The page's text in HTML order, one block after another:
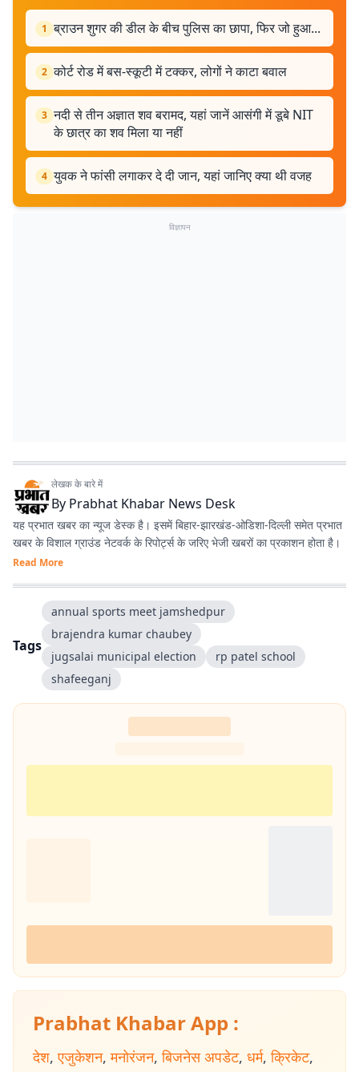
1 ब्राउन शुगर की डील के बीच पुलिस का छापा, फिर जो हुआ...
2 कोर्ट रोड में बस-स्कूटी में टक्कर, लोगों ने काटा बवाल
3 नदी से तीन अज्ञात शव बरामद, यहां जानें आसंगी में डूबे NIT
के छात्र का शव मिला या नहीं
4 युवक ने फांसी लगाकर दे दी जान, यहां जानिए क्या थी वजह
विज्ञापन
लेखक के बारे में
By Prabhat Khabar News Desk
यह प्रभात खबर का न्यूज डेस्क है। इसमें बिहार-झारखंड-ओडिशा-दिल्‍ली समेत प्रभात
खबर के विशाल ग्राउंड नेटवर्क के रिपोर्ट्स के जरिए भेजी खबरों का प्रकाशन होता है।
Read More
Tags
annual sports meet jamshedpur
brajendra kumar chaubey
jugsalai municipal election
rp patel school
shafeeganj
Prabhat Khabar App :
देश, एजुकेशन, मनोरंजन, बिजनेस अपडेट, धर्म, क्रिकेट,